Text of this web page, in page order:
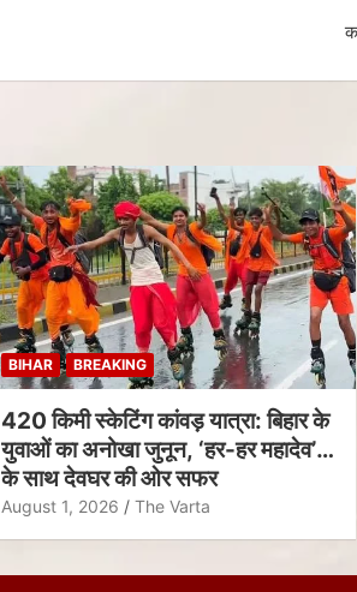
BIHAR BREAKING
420 किमी स्केटिंग कांवड़ यात्रा: बिहार के
युवाओं का अनोखा जुनून, ‘हर-हर महादेव’
के साथ देवघर की ओर सफर
August 1, 2026 The Varta